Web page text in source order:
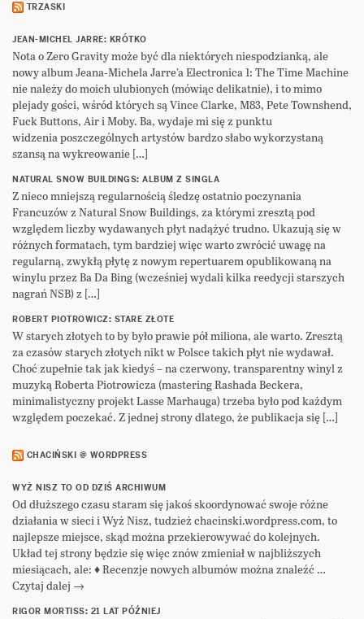
TRZASKI
JEAN-MICHEL JARRE: KRÓTKO
Nota o Zero Gravity może być dla niektórych niespodzianką, ale
nowy album Jeana-Michela Jarre’a Electronica 1: The Time Machine
nie należy do moich ulubionych (mówiąc delikatnie), i to mimo
plejady gości, wśród których są Vince Clarke, M83, Pete Townshend,
Fuck Buttons, Air i Moby. Ba, wydaje mi się z punktu
widzenia poszczególnych artystów bardzo słabo wykorzystaną
szansą na wykreowanie […]
NATURAL SNOW BUILDINGS: ALBUM Z SINGLA
Z nieco mniejszą regularnością śledzę ostatnio poczynania
Francuzów z Natural Snow Buildings, za którymi zresztą pod
względem liczby wydawanych płyt nadążyć trudno. Ukazują się w
różnych formatach, tym bardziej więc warto zwrócić uwagę na
regularną, zwykłą płytę z nowym repertuarem opublikowaną na
winylu przez Ba Da Bing (wcześniej wydali kilka reedycji starszych
nagrań NSB) z […]
ROBERT PIOTROWICZ: STARE ZŁOTE
W starych złotych to by było prawie pół miliona, ale warto. Zresztą
za czasów starych złotych nikt w Polsce takich płyt nie wydawał.
Choć zupełnie tak jak kiedyś – na czerwony, transparentny winyl z
muzyką Roberta Piotrowicza (mastering Rashada Beckera,
minimalistyczny projekt Lasse Marhauga) trzeba było pod każdym
względem poczekać. Z jednej strony dlatego, że publikacja się […]
CHACIŃSKI @ WORDPRESS
WYŻ NISZ TO OD DZIŚ ARCHIWUM
Od dłuższego czasu staram się jakoś skoordynować swoje różne
działania w sieci i Wyż Nisz, tudzież chacinski.wordpress.com, to
najlepsze miejsce, skąd można przekierowywać do kolejnych.
Układ tej strony będzie się więc znów zmieniał w najbliższych
miesiącach, ale: ♦ Recenzje nowych albumów można znaleźć …
Czytaj dalej →
RIGOR MORTISS: 21 LAT PÓŹNIEJ